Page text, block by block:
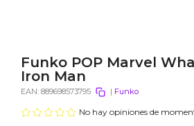
Funko POP Marvel
Iron Man
EAN: 889698573795 | Funko
No hay opiniones de